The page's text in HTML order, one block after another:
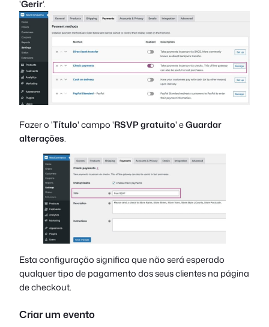
'Gerir‘.
Fazer o 'Título' campo 'RSVP gratuito' eGuardar
alterações.
Esta configuração significa que não será esperado
qualquer tipo de pagamento dos seus clientes na página
de checkout.
Criar um evento